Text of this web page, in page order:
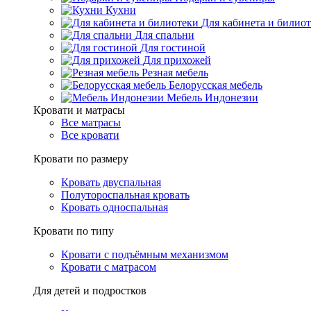
Кухни
Для кабинета и
Для спальни
Для гостиной
Для прихожей
Резная мебель
Белорусская мебель
Мебель Индонезии
Кровати и матрасы
Все матрасы
Все кровати
Кровати по размеру
Кровать двуспальная
Полутороспальная кровать
Кровать односпальная
Кровати по типу
Кровати с подъёмным механизмом
Кровати с матрасом
Для детей и подростков